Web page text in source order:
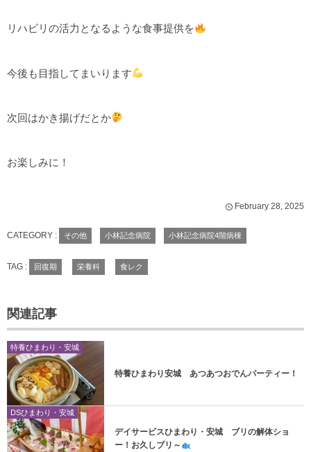
リハビリの活力となるような食事提供を
今後も目指してまいります
次回はかき揚げだとか
お楽しみに！
February 28, 2025
CATEGORY : その他 小林記念病院 小林記念病院4階病棟
TAG : 回復期 栄養科 食レク
関連記事
特養ひまわり・安城
特養ひまわり安城 あつあつおでんパーティー！
DSひまわり・安城
デイサービスひまわり・安城 ブリの解体ショ
ー！お久しブリ～